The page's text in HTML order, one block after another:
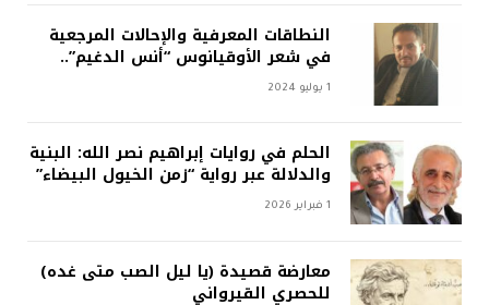
النطاقات المعرفية والإحالات المرجعية
في شعر الأوقيانوس “أنس الدغيم”..
1 يوليو 2024
الحلم في روايات إبراهيم نصر الله: البنية
والدلالة عبر رواية “زمن الخيول البيضاء”
1 فبراير 2026
معارضة قصيدة (يا ليل الصب متى غده)
للحصري القيرواني